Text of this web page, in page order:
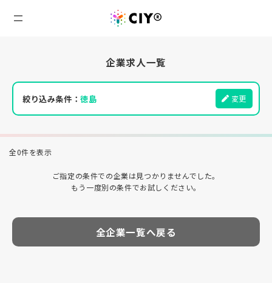
企業求人一覧
絞り込み条件：徳島 変更
全0件を表示
ご指定の条件での企業は見つかりませんでした。
もう一度別の条件でお試しください。
全企業一覧へ戻る